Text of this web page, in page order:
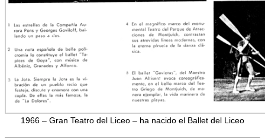
1966 – Gran Teatro del Liceo – ha nacido el Ballet del Liceo